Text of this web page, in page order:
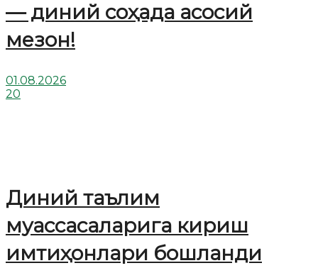
— диний соҳада асосий
мезон!
01.08.2026
20
Диний таълим
муассасаларига кириш
имтиҳонлари бошланди